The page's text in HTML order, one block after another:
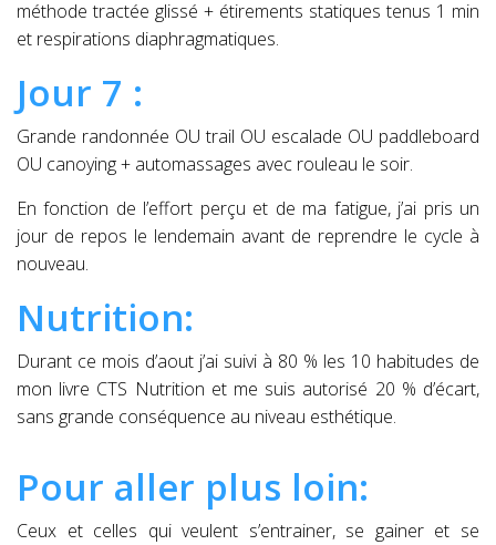
méthode tractée glissé + étirements statiques tenus 1 min
et respirations diaphragmatiques.
Jour 7 :
Grande randonnée OU trail OU escalade OU paddleboard
OU canoying + automassages avec rouleau le soir.
En fonction de l’effort perçu et de ma fatigue, j’ai pris un
jour de repos le lendemain avant de reprendre le cycle à
nouveau.
Nutrition:
Durant ce mois d’aout j’ai suivi à 80 % les 10 habitudes de
mon livre CTS Nutrition et me suis autorisé 20 % d’écart,
sans grande conséquence au niveau esthétique.
Pour aller plus loin:
Ceux et celles qui veulent s’entrainer, se gainer et se